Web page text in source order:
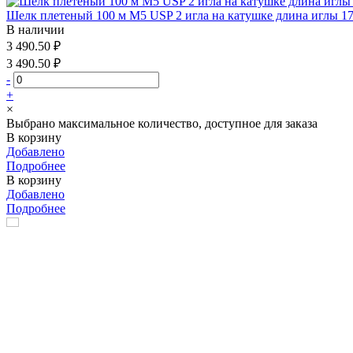
Шелк плетеный 100 м М5 USP 2 игла на катушке длина иглы
В наличии
3 490.50 ₽
3 490.50 ₽
-
+
×
Выбрано максимальное количество, доступное для заказа
В корзину
Добавлено
Подробнее
В корзину
Добавлено
Подробнее